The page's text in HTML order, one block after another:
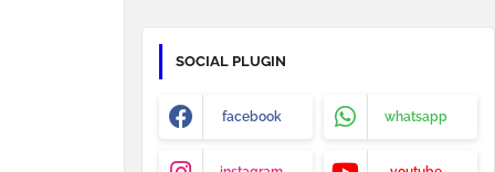
SOCIAL PLUGIN
facebook whatsapp